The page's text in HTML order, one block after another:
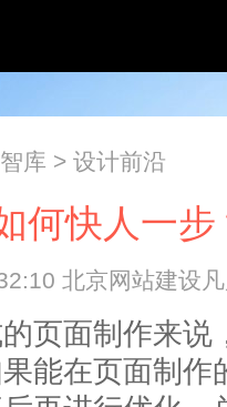
库 > 设计前沿
何快人一步
北京网站建设
页面制作来
能在页面制